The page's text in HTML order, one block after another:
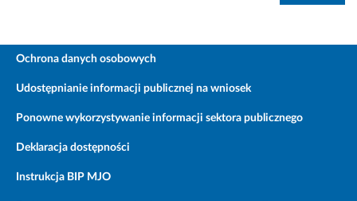
Ochrona danych osobowych
Udostępnianie informacji publicznej na wniosek
Ponowne wykorzystywanie informacji sektora publicznego
Deklaracja dostępności
Instrukcja BIP MJO